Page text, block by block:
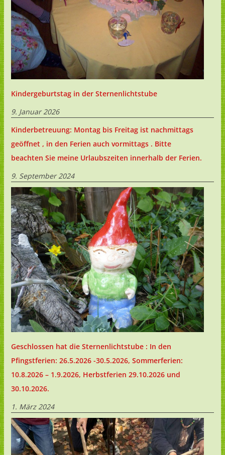
Kindergeburtstag in der Sternenlichtstube
9. Januar 2026
Kinderbetreuung: Montag bis Freitag ist nachmittags
geöffnet , in den Ferien auch vormittags . Bitte
beachten Sie meine Urlaubszeiten innerhalb der Ferien.
9. September 2024
Geschlossen hat die Sternenlichtstube : In den
Pfingstferien: 26.5.2026 -30.5.2026, Sommerferien:
10.8.2026 – 1.9.2026, Herbstferien 29.10.2026 und
30.10.2026.
1. März 2024